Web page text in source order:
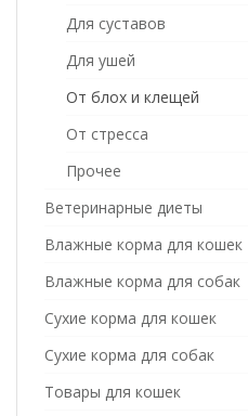
Для суставов
Для ушей
От блох и клещей
От стресса
Прочее
Ветеринарные диеты
Влажные корма для кошек
Влажные корма для собак
Сухие корма для кошек
Сухие корма для собак
Товары для кошек